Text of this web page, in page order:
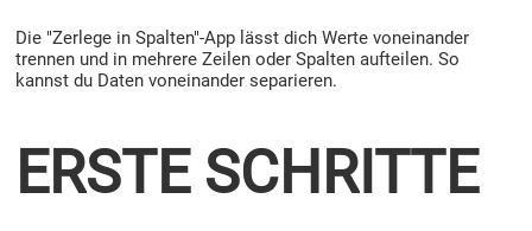
Die "Zerlege in Spalten"-App lässt dich Werte voneinander
trennen und in mehrere Zeilen oder Spalten aufteilen. So
kannst du Daten voneinander separieren.
ERSTE SCHRITTE